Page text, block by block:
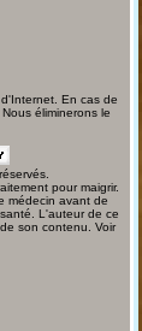
En cas de
éliminerons le
pour maigrir.
médecin avant de
L'auteur de ce
son contenu. Voir